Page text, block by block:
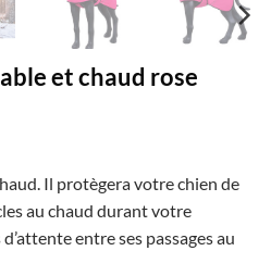
et chaud rose
:Il protègera votre chien de
au chaud durant votre
entre ses passages au